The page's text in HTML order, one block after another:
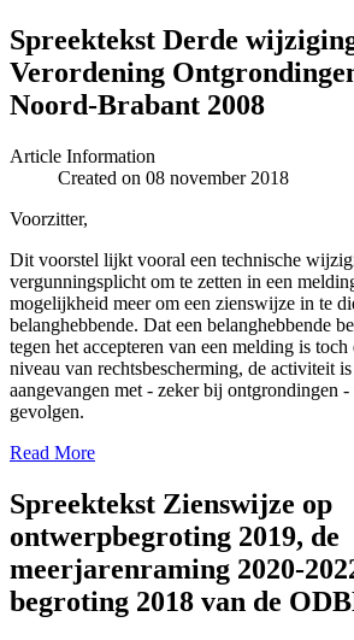
Spreektekst Derde
Verordening
Noord-Brabant 2008
Article Information
Created on 08 november 2018
Voorzitter,
Dit voorstel lijkt vooral een technische
vergunningsplicht om te zetten in een
mogelijkheid meer om een zienswijze in te
belanghebbende. Dat een belanghebbende
tegen het accepteren van een melding is
niveau van rechtsbescherming, de activiteit
aangevangen met - zeker bij ontgrondingen
gevolgen.
Read More
Spreektekst Zienswijze op
ontwerpbegroting 2019, de
meerjarenraming 2020-
begroting 2018 van de